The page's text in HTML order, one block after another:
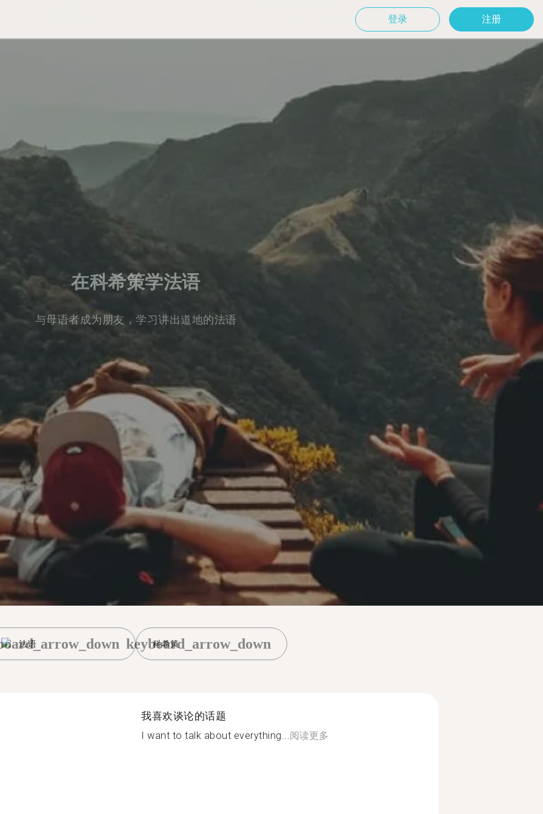
登录 注册
在科希策学法语
与母语者成为朋友，学习讲出道地的法语
法语 科希策
keyboard_arrow_down
我喜欢谈论的话题
I want to talk about everything...阅读更多